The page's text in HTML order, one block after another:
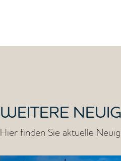
WEITERE
Hier finden Sie aktuelle